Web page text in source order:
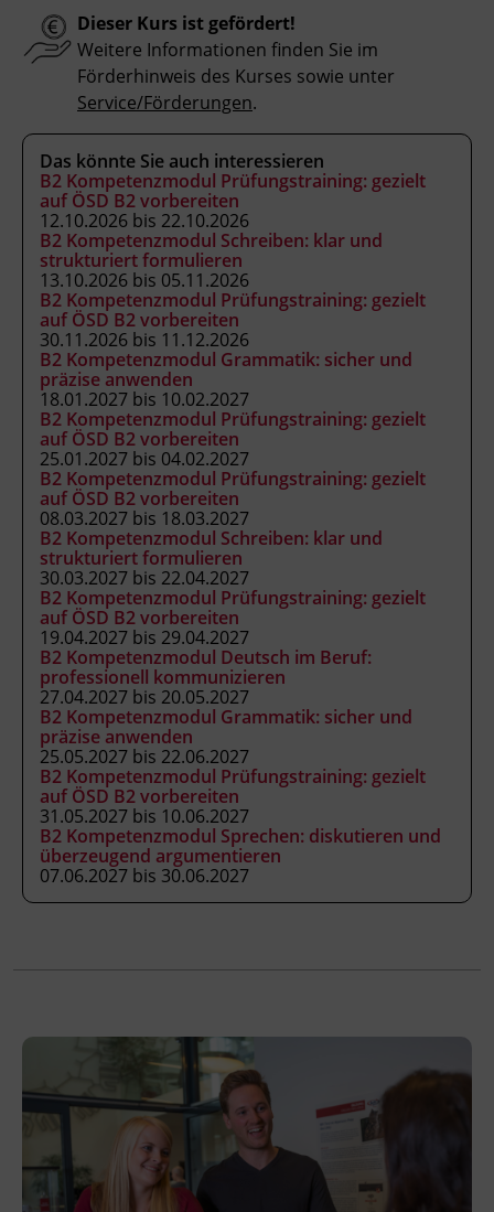
Kursbesuchsbestätigung
Hinweis
österreichischen Feiertagen keine Kurse
stattfinden. Ausfallende Termine werden
innerhalb der Kursdauer mittels
Ersatzterminen bzw. Ersatzfreitagen
eingeholt.
Veranstaltungsort
BFI Tirol Bildungszentrum
Ing.-Etzel-Straße 7
6020 Innsbruck
Förderhinweis
Das Land Tirol fördert bis zu maximal 30 %
der Kurskosten. Nähere Informationen finden
Sie unterwww.mein-update.at
Terminübersicht
Dieser Kurs ist gefördert!
Weitere Informationen finden Sie im
Förderhinweis des Kurses sowie unter
Service/Förderungen.
Das könnte Sie auch interessieren
B2 Kompetenzmodul Prüfungstraining: gezielt
auf ÖSD B2 vorbereiten
12.10.2026 bis 22.10.2026
B2 Kompetenzmodul Schreiben: klar und
strukturiert formulieren
13.10.2026 bis 05.11.2026
B2 Kompetenzmodul Prüfungstraining: gezielt
auf ÖSD B2 vorbereiten
30.11.2026 bis 11.12.2026
B2 Kompetenzmodul Grammatik: sicher und
präzise anwenden
18.01.2027 bis 10.02.2027
B2 Kompetenzmodul Prüfungstraining: gezielt
auf ÖSD B2 vorbereiten
25.01.2027 bis 04.02.2027
B2 Kompetenzmodul Prüfungstraining: gezielt
auf ÖSD B2 vorbereiten
08.03.2027 bis 18.03.2027
B2 Kompetenzmodul Schreiben: klar und
strukturiert formulieren
30.03.2027 bis 22.04.2027
B2 Kompetenzmodul Prüfungstraining: gezielt
auf ÖSD B2 vorbereiten
19.04.2027 bis 29.04.2027
B2 Kompetenzmodul Deutsch im Beruf:
professionell kommunizieren
27.04.2027 bis 20.05.2027
B2 Kompetenzmodul Grammatik: sicher und
präzise anwenden
25.05.2027 bis 22.06.2027
B2 Kompetenzmodul Prüfungstraining: gezielt
auf ÖSD B2 vorbereiten
31.05.2027 bis 10.06.2027
B2 Kompetenzmodul Sprechen: diskutieren und
überzeugend argumentieren
07.06.2027 bis 30.06.2027